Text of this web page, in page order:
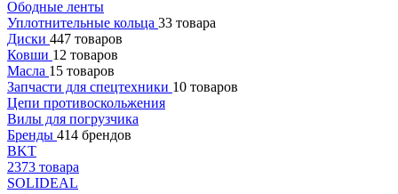
Ободные ленты
Уплотнительные кольца 33 товара
Диски 447 товаров
Ковши 12 товаров
Масла 15 товаров
Запчасти для спецтехники 10 товаров
Цепи противоскольжения
Вилы для погрузчика
Бренды 414 брендов
BKT
2373 товара
SOLIDEAL